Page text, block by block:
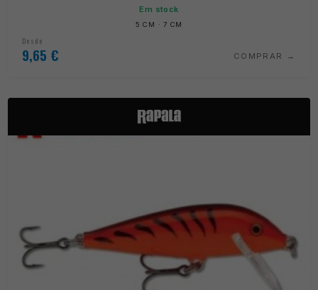
Em stock
5 CM · 7 CM
Desde
9,65 € COMPRAR